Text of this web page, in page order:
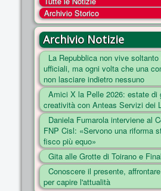
COSA FACCIAMO
ENTI
NOTIZIE
ESSENZIALI
MAPPA DEL SITO
CONVENZIONI
FOTO
SOCIAL
Archivio Storico
Archivio Notizie
La Repubblica non vive
ufficiali, ma ogni volta che una
non lasciare indietro nessuno
Amici X la Pelle 2026: estate di
creatività con Anteas Servizi dei
Daniela Fumarola interviene al
FNP Cisl: «Servono una riforma
fisco più equo»
Gita alle Grotte di Toirano e
Conoscere il presente,
per capire l'attualità